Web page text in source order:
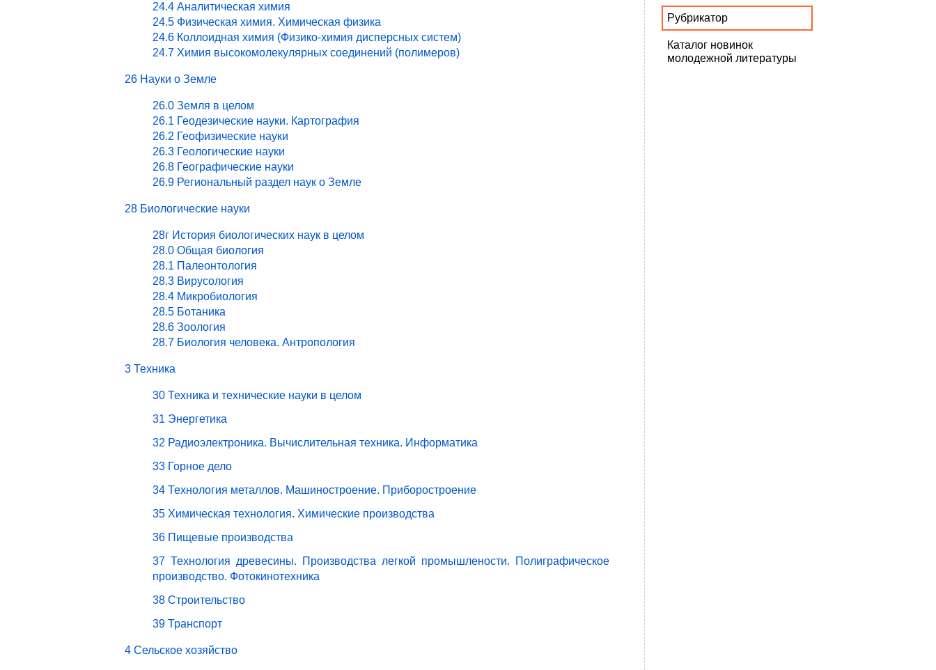
24.4 Аналитическая химия
24.5 Физическая химия. Химическая физика
24.6 Коллоидная химия (Физико-химия дисперсных систем)
24.7 Химия высокомолекулярных соединений (полимеров)
26 Науки о Земле
26.0 Земля в целом
26.1 Геодезические науки. Картография
26.2 Геофизические науки
26.3 Геологические науки
26.8 Географические науки
26.9 Региональный раздел наук о Земле
28 Биологические науки
28г История биологических наук в целом
28.0 Общая биология
28.1 Палеонтология
28.3 Вирусология
28.4 Микробиология
28.5 Ботаника
28.6 Зоология
28.7 Биология человека. Антропология
3 Техника
30 Техника и технические науки в целом
31 Энергетика
32 Радиоэлектроника. Вычислительная техника. Информатика
33 Горное дело
34 Технология металлов. Машиностроение. Приборостроение
35 Химическая технология. Химические производства
36 Пищевые производства
37 Технология древесины. Производства легкой промышлености. Полиграфическое
производство. Фотокинотехника
38 Строительство
39 Транспорт
4 Сельское хозяйство
Рубрикатор
Каталог новинок
молодежной литературы